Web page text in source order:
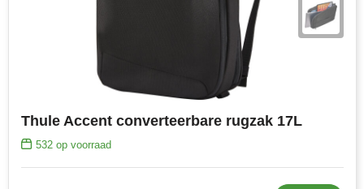
Thule Accent converteerbare rugzak 17L
532op voorraad